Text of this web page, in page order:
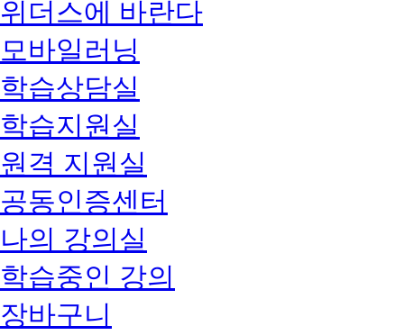
위더스에 바란다
모바일러닝
학습상담실
학습지원실
원격 지원실
공동인증센터
나의 강의실
학습중인 강의
장바구니